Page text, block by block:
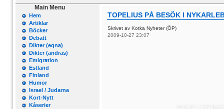
Main Menu
Hem
Artiklar
Böcker
Debatt
Dikter (egna)
Dikter (andras)
Emigration
Estland
Finland
Humor
Israel / Judarna
Kort-Nytt
Kåserier
TOPELIUS PÅ BESÖK I
Skrivet av Kotka Nyheter (ÖP)
2009-10-27 23:07